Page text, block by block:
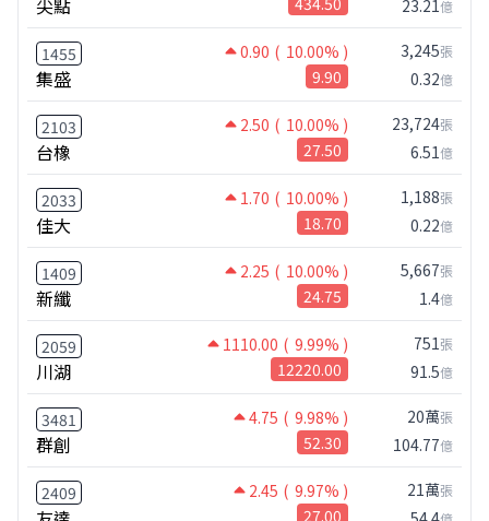
23.21億
1455 0.90 ( 10.00% )
集盛 9.90
3,245張
0.32億
2103 2.50 ( 10.00% )
台橡 27.50
23,724張
6.51億
2033 1.70 ( 10.00% )
佳大 18.70
1,188張
0.22億
1409 2.25 ( 10.00% )
新纖 24.75
5,667張
1.4億
2059 1110.00 ( 9.99% )
川湖 12220.00
751張
91.5億
3481 4.75 ( 9.98% )
群創 52.30
20萬張
104.77億
2409 2.45 ( 9.97% )
27.00
21萬張